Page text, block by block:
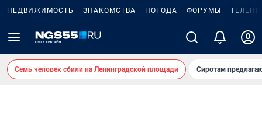
НЕДВИЖИМОСТЬ ЗНАКОМСТВА ПОГОДА ФОРУМЫ
Семь человек сбили на Ленинградской площади Сиротам